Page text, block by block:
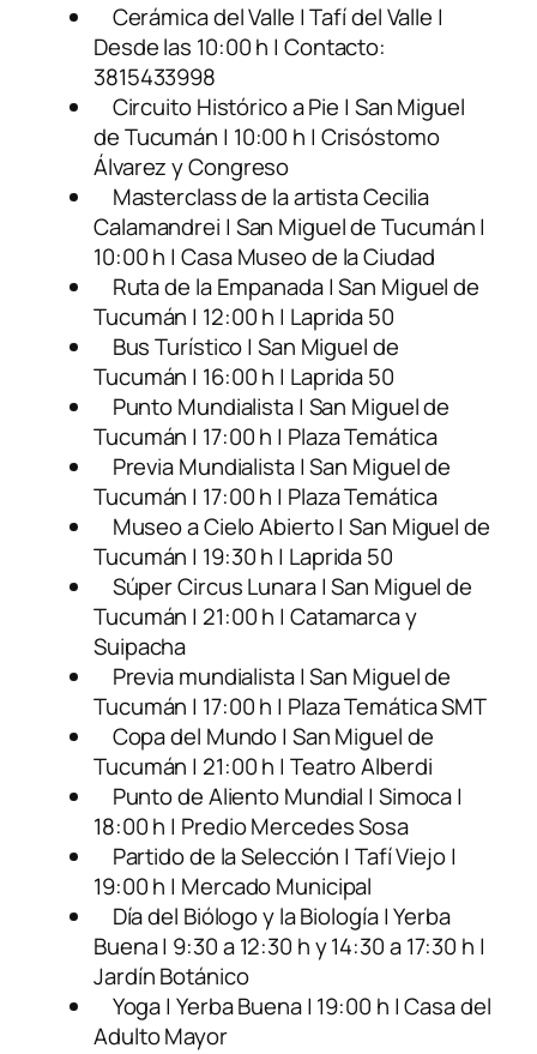
Cerámica del Valle | Tafí del Valle |
Desde las 10:00 h | Contacto:
3815433998
Circuito Histórico a Pie | San Miguel
de Tucumán | 10:00 h | Crisóstomo
Álvarez y Congreso
Masterclass de la artista Cecilia
Calamandrei | San Miguel de Tucumán |
10:00 h | Casa Museo de la Ciudad
Ruta de la Empanada | San Miguel de
Tucumán | 12:00 h | Laprida 50
Bus Turístico | San Miguel de
Tucumán | 16:00 h | Laprida 50
Punto Mundialista | San Miguel de
Tucumán | 17:00 h | Plaza Temática
Previa Mundialista | San Miguel de
Tucumán | 17:00 h | Plaza Temática
Museo a Cielo Abierto | San Miguel de
Tucumán | 19:30 h | Laprida 50
Súper Circus Lunara | San Miguel de
Tucumán | 21:00 h | Catamarca y
Suipacha
Previa mundialista | San Miguel de
Tucumán | 17:00 h | Plaza Temática SMT
Copa del Mundo | San Miguel de
Tucumán | 21:00 h | Teatro Alberdi
Punto de Aliento Mundial | Simoca |
18:00 h | Predio Mercedes Sosa
Partido de la Selección | Tafí Viejo |
19:00 h | Mercado Municipal
Día del Biólogo y la Biología | Yerba
Buena | 9:30 a 12:30 h y 14:30 a 17:30 h |
Jardín Botánico
Yoga | Yerba Buena | 19:00 h | Casa del
Adulto Mayor